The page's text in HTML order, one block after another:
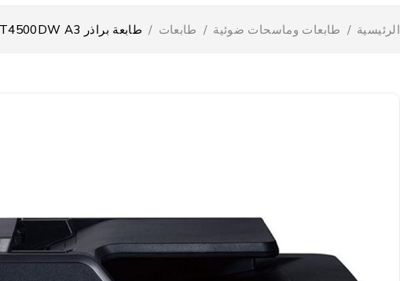
الرئيسية / طابعات وماسحات ضوئية / طابعات / طابعة براذر MFC-T4500DW A3 انك جيت متعددة الوظائف لاسلكية الوان (طباعة – نسخ – مسح ضوئي – فاكس)